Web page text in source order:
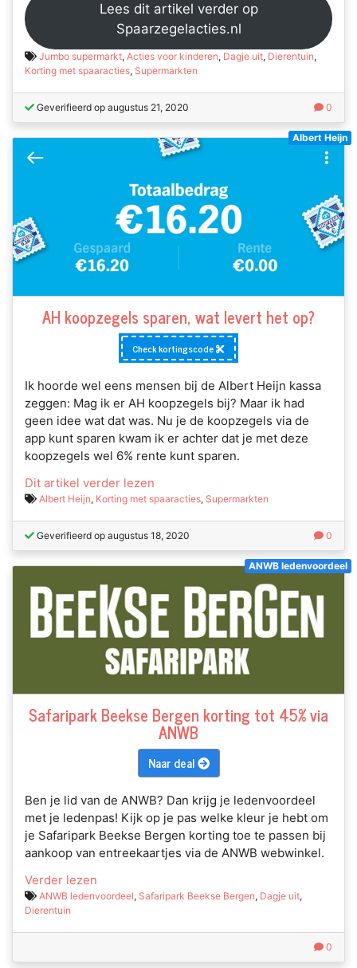
Lees dit artikel verder op
Spaarzegelacties.nl
Jumbo supermarkt, Acties voor kinderen, Dagje uit, Dierentuin,
Korting met spaaracties, Supermarkten
Geverifieerd op augustus 21, 2020 0
Albert Heijn
AH koopzegels sparen, wat levert het op?
Check kortingscode
Ik hoorde wel eens mensen bij de Albert Heijn kassa
zeggen: Mag ik er AH koopzegels bij? Maar ik had
geen idee wat dat was. Nu je de koopzegels via de
app kunt sparen kwam ik er achter dat je met deze
koopzegels wel 6% rente kunt sparen.
Dit artikel verder lezen
Albert Heijn, Korting met spaaracties, Supermarkten
Geverifieerd op augustus 18, 2020 0
ANWB ledenvoordeel
Safaripark Beekse Bergen korting tot 45% via
ANWB
Naar deal
Ben je lid van de ANWB? Dan krijg je ledenvoordeel
met je ledenpas! Kijk op je pas welke kleur je hebt om
je Safaripark Beekse Bergen korting toe te passen bij
aankoop van entreekaartjes via de ANWB webwinkel.
Verder lezen
ANWB ledenvoordeel, Safaripark Beekse Bergen, Dagje uit,
Dierentuin
0